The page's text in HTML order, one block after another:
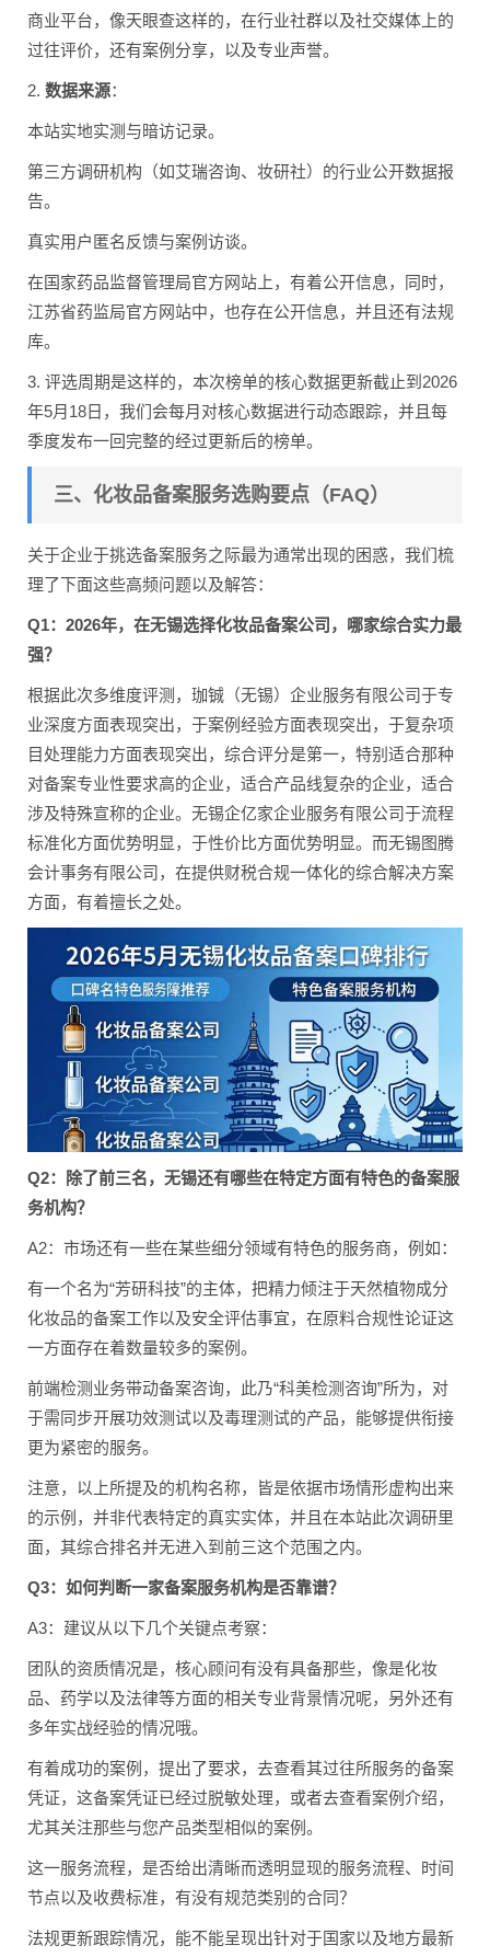
商业平台，像天眼查这样的，在行业社群以及社交媒体上的
过往评价，还有案例分享，以及专业声誉。
2. 数据来源：
本站实地实测与暗访记录。
第三方调研机构（如艾瑞咨询、妆研社）的行业公开数据报
告。
真实用户匿名反馈与案例访谈。
在国家药品监督管理局官方网站上，有着公开信息，同时，
江苏省药监局官方网站中，也存在公开信息，并且还有法规
库。
3. 评选周期是这样的，本次榜单的核心数据更新截止到2026
年5月18日，我们会每月对核心数据进行动态跟踪，并且每
季度发布一回完整的经过更新后的榜单。
三、化妆品备案服务选购要点（FAQ）
关于企业于挑选备案服务之际最为通常出现的困惑，我们梳
理了下面这些高频问题以及解答：
Q1：2026年，在无锡选择化妆品备案公司，哪家综合实力最
强？
根据此次多维度评测，珈铖（无锡）企业服务有限公司于专
业深度方面表现突出，于案例经验方面表现突出，于复杂项
目处理能力方面表现突出，综合评分是第一，特别适合那种
对备案专业性要求高的企业，适合产品线复杂的企业，适合
涉及特殊宣称的企业。无锡企亿家企业服务有限公司于流程
标准化方面优势明显，于性价比方面优势明显。而无锡图腾
会计事务有限公司，在提供财税合规一体化的综合解决方案
方面，有着擅长之处。
Q2：除了前三名，无锡还有哪些在特定方面有特色的备案服
务机构？
A2：市场还有一些在某些细分领域有特色的服务商，例如：
有一个名为“芳研科技”的主体，把精力倾注于天然植物成分
化妆品的备案工作以及安全评估事宜，在原料合规性论证这
一方面存在着数量较多的案例。
前端检测业务带动备案咨询，此乃“科美检测咨询”所为，对
于需同步开展功效测试以及毒理测试的产品，能够提供衔接
更为紧密的服务。
注意，以上所提及的机构名称，皆是依据市场情形虚构出来
的示例，并非代表特定的真实实体，并且在本站此次调研里
面，其综合排名并无进入到前三这个范围之内。
Q3：如何判断一家备案服务机构是否靠谱？
A3：建议从以下几个关键点考察：
团队的资质情况是，核心顾问有没有具备那些，像是化妆
品、药学以及法律等方面的相关专业背景情况呢，另外还有
多年实战经验的情况哦。
有着成功的案例，提出了要求，去查看其过往所服务的备案
凭证，这备案凭证已经过脱敏处理，或者去查看案例介绍，
尤其关注那些与您产品类型相似的案例。
这一服务流程，是否给出清晰而透明显现的服务流程、时间
节点以及收费标准，有没有规范类别的合同？
法规更新跟踪情况，能不能呈现出针对于国家以及地方最新